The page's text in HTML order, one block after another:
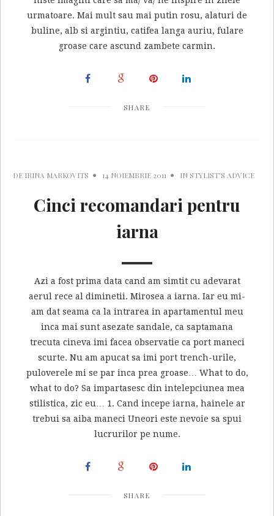
urmatoare. Mai mult sau mai putin rosu, alaturi de
buline, alb si argintiu, catifea langa auriu, fulare
groase care ascund zambete carmin.
SHARE
DE IRINA MARKOVITS 14 NOIEMBRIE 2011 IN STYLIST'S ADVICE
Cinci recomandari pentru
iarna
Azi a fost prima data cand am simtit cu adevarat
aerul rece al diminetii. Mirosea a iarna. Iar eu mi-
am dat seama ca la intrarea in apartamentul meu
inca mai sunt asezate sandale, ca saptamana
trecuta cineva imi facea observatie ca port maneci
scurte. Nu am apucat sa imi port trench-urile,
puloverele mi se par inca prea groase… What to do,
what to do? Sa impartasesc din intelepciunea mea
stilistica, zic eu… 1. Cand incepe iarna, hainele ar
trebui sa aiba maneci Uneori este nevoie sa spui
lucrurilor pe nume.
SHARE